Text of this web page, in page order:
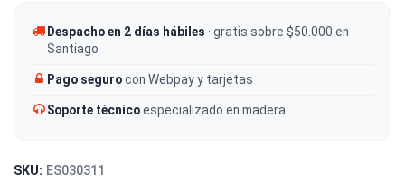
Despacho en 2 días hábiles · gratis sobre $50.000 en
Santiago
Pago segurocon Webpay y tarjetas
Soporte técnicoespecializado en madera
SKU: ES030311